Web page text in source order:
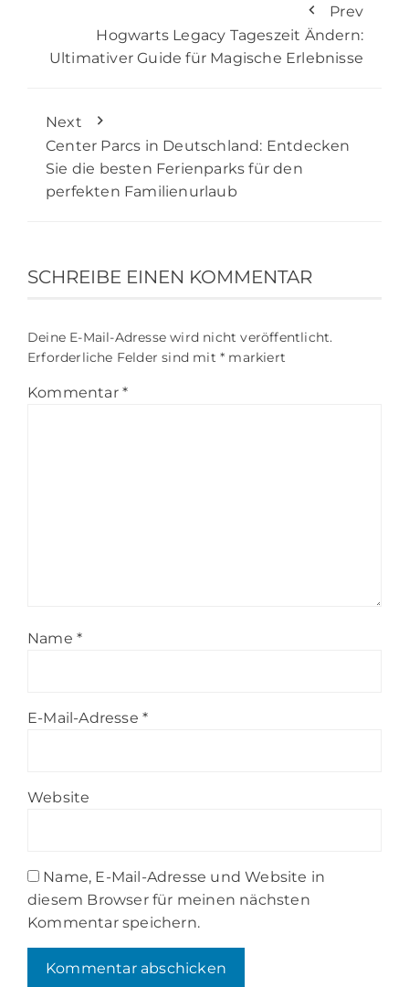
Prev
Hogwarts Legacy Tageszeit Ändern:
Ultimativer Guide für Magische Erlebnisse
Next
Center Parcs in Deutschland: Entdecken
Sie die besten Ferienparks für den
perfekten Familienurlaub
SCHREIBE EINEN KOMMENTAR
Deine E-Mail-Adresse wird nicht veröffentlicht.
Erforderliche Felder sind mit * markiert
Kommentar *
Name *
E-Mail-Adresse *
Website
Name, E-Mail-Adresse und Website in
diesem Browser für meinen nächsten
Kommentar speichern.